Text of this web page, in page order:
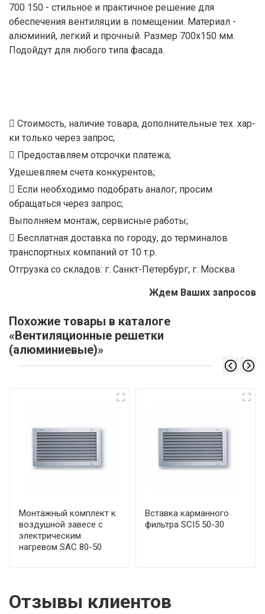
700 150 - стильное и практичное решение для
обеспечения вентиляции в помещении. Материал -
алюминий, легкий и прочный. Размер 700х150 мм.
Подойдут для любого типа фасада.
Стоимость, наличие товара, дополнительные тех. хар-
ки только через запрос;
Предоставляем отсрочки платежа;
Удешевляем счета конкурентов;
Если необходимо подобрать аналог, просим
обращаться через запрос;
Выполняем монтаж, сервисные работы;
Бесплатная доставка по городу, до терминалов
транспортных компаний от 10 т.р.
Отгрузка со складов: г. Санкт-Петербург, г. Москва
Ждем Ваших запросов
Похожие товары в каталоге
«Вентиляционные решетки
(алюминиевые)»
Монтажный комплект к
воздушной завесе с
электрическим
нагревом SAC 80-50
Вставка карманного
фильтра SCI5 50-30
Отзывы клиентов